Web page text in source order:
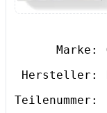
Marke:
Hersteller:
Teilenummer: